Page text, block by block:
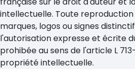
intellectuelle. Toute
marques, logos ou signes
l'autorisation expresse et écrite
prohibée au sens de l'article L
propriété intellectuelle.